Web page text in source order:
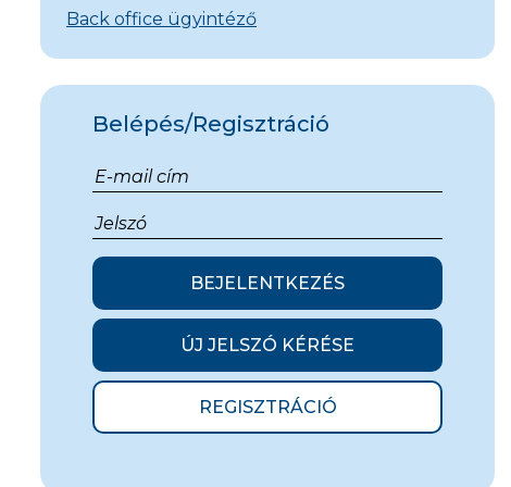
Back office ügyintéző
Belépés/Regisztráció
BEJELENTKEZÉS
ÚJ JELSZÓ KÉRÉSE
REGISZTRÁCIÓ